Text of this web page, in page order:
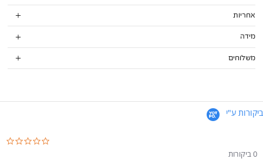
אחריות
מידה
משלוחים
ביקורות ע"י
0 ביקורות